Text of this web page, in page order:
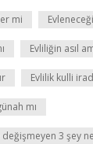
mi
Evliliğin asıl
Evlilik kulli
mı
değişmeyen 3 şey